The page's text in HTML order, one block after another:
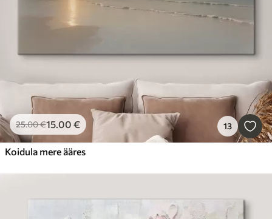
25.00€15.00 € 13
Koidula mere ääres